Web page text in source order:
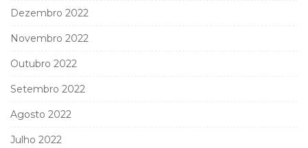
Dezembro 2022
Novembro 2022
Outubro 2022
Setembro 2022
Agosto 2022
Julho 2022